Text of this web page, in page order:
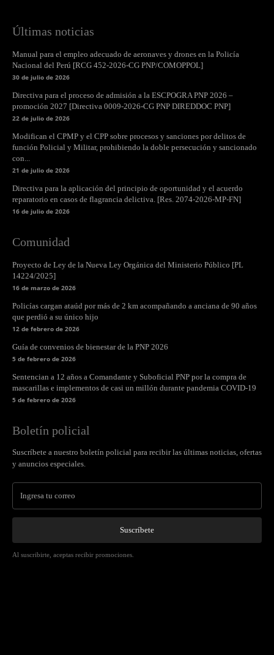
Últimas noticias
Manual para el empleo adecuado de aeronaves y drones en la Policía
Nacional del Perú [RCG 452-2026-CG PNP/COMOPPOL]
30 de julio de 2026
Directiva para el proceso de admisión a la ESCPOGRA PNP 2026 –
promoción 2027 [Directiva 0009-2026-CG PNP DIREDDOC PNP]
22 de julio de 2026
Modifican el CPMP y el CPP sobre procesos y sanciones por delitos de
función Policial y Militar, prohibiendo la doble persecución y sancionado
con...
21 de julio de 2026
Directiva para la aplicación del principio de oportunidad y el acuerdo
reparatorio en casos de flagrancia delictiva. [Res. 2074-2026-MP-FN]
16 de julio de 2026
Comunidad
Proyecto de Ley de la Nueva Ley Orgánica del Ministerio Público [PL
14224/2025]
16 de marzo de 2026
Policías cargan ataúd por más de 2 km acompañando a anciana de 90 años
que perdió a su único hijo
12 de febrero de 2026
Guía de convenios de bienestar de la PNP 2026
5 de febrero de 2026
Sentencian a 12 años a Comandante y Suboficial PNP por la compra de
mascarillas e implementos de casi un millón durante pandemia COVID-19
5 de febrero de 2026
Boletín policial
Suscríbete a nuestro boletín policial para recibir las últimas noticias, ofertas
y anuncios especiales.
Suscríbete
Al suscribirte, aceptas recibir promociones.